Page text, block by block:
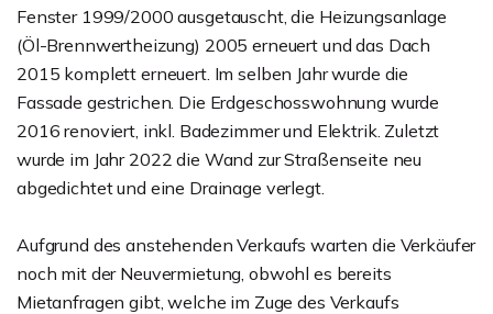
Fenster 1999/2000 ausgetauscht, die Heizungsanlage
(Öl-Brennwertheizung) 2005 erneuert und das Dach
2015 komplett erneuert. Im selben Jahr wurde die
Fassade gestrichen. Die Erdgeschosswohnung wurde
2016 renoviert, inkl. Badezimmer und Elektrik. Zuletzt
wurde im Jahr 2022 die Wand zur Straßenseite neu
abgedichtet und eine Drainage verlegt.
Aufgrund des anstehenden Verkaufs warten die Verkäufer
noch mit der Neuvermietung, obwohl es bereits
Mietanfragen gibt, welche im Zuge des Verkaufs